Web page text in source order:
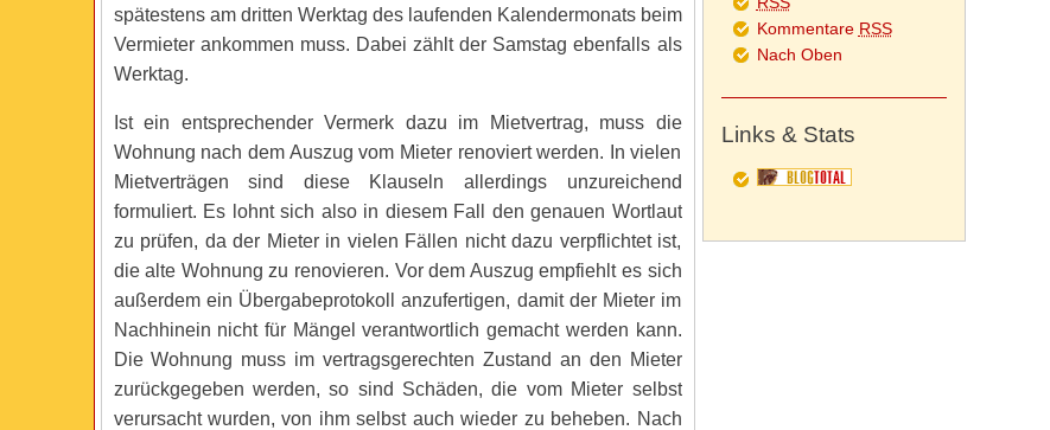
spätestens am dritten Werktag des laufenden Kalendermonats beim
Vermieter ankommen muss. Dabei zählt der Samstag ebenfalls als
Werktag.
Ist ein entsprechender Vermerk dazu im Mietvertrag, muss die
Wohnung nach dem Auszug vom Mieter renoviert werden. In vielen
Mietverträgen sind diese Klauseln allerdings unzureichend
formuliert. Es lohnt sich also in diesem Fall den genauen Wortlaut
zu prüfen, da der Mieter in vielen Fällen nicht dazu verpflichtet ist,
die alte Wohnung zu renovieren. Vor dem Auszug empfiehlt es sich
außerdem ein Übergabeprotokoll anzufertigen, damit der Mieter im
Nachhinein nicht für Mängel verantwortlich gemacht werden kann.
Die Wohnung muss im vertragsgerechten Zustand an den Mieter
zurückgegeben werden, so sind Schäden, die vom Mieter selbst
verursacht wurden, von ihm selbst auch wieder zu beheben. Nach
Kommentare RSS
Nach Oben
Links & Stats